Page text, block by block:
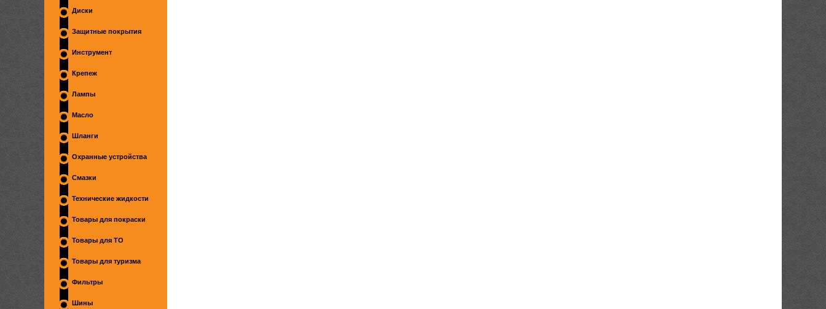
Диски
Защитные покрытия
Инструмент
Крепеж
Лампы
Масло
Шланги
Охранные устройства
Смазки
Технические жидкости
Товары для покраски
Товары для ТО
Товары для туризма
Фильтры
Шины